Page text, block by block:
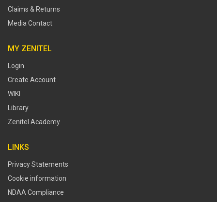
Claims & Returns
Media Contact
MY ZENITEL
Login
Create Account
WIKI
Library
Zenitel Academy
LINKS
Privacy Statements
Cookie information
NDAA Compliance